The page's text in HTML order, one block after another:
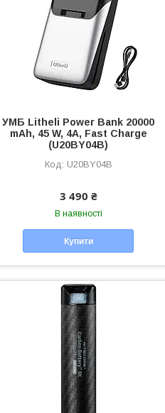
УМБ Litheli Power Bank 20000
mAh, 45 W, 4А, Fast Charge
(U20BY04B)
U20BY04B
3 490 ₴
В наявності
Купити